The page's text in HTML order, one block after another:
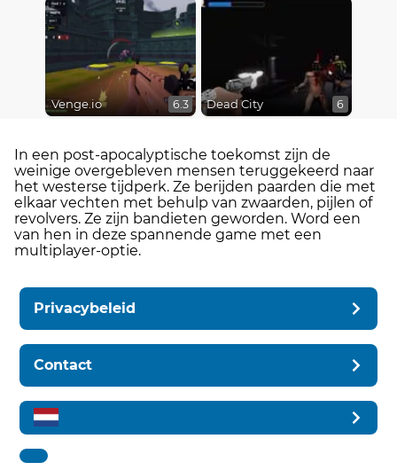
Venge.io 6.3 Dead City 6
In een post-apocalyptische toekomst zijn de
weinige overgebleven mensen teruggekeerd naar
het westerse tijdperk. Ze berijden paarden die met
elkaar vechten met behulp van zwaarden, pijlen of
revolvers. Ze zijn bandieten geworden. Word een
van hen in deze spannende game met een
multiplayer-optie.
Privacybeleid
Contact